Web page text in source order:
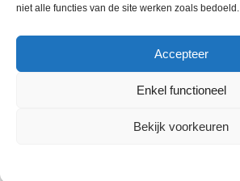
niet alle functies van de site werken zoals bedoeld.
Accepteer
Enkel functioneel
Bekijk voorkeuren
© AZ-Supplies. 2022. All Rights Reserved